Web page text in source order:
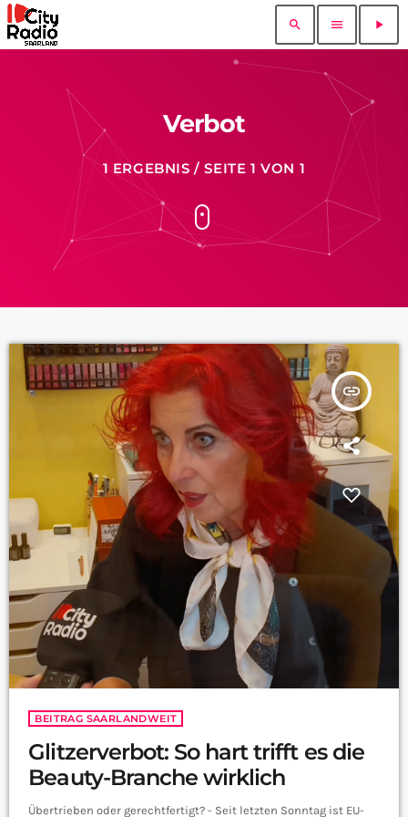
search menu play_arrow
Verbot
1 ERGEBNIS / SEITE 1 VON 1
insert_link
BEITRAG SAARLANDWEIT
Glitzerverbot: So hart trifft es die
Beauty-Branche wirklich
Übertrieben oder gerechtfertigt? - Seit letzten Sonntag ist EU-